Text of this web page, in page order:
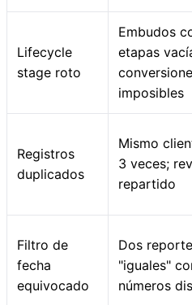
Lifecycle
stage roto
Embudos
etapas
imposibles
Registros
duplicados
Mismo
3 veces;
repartido
Filtro de
fecha
equivocado
Dos
"iguales"
números